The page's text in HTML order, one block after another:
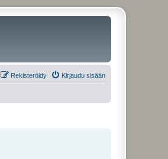
Kirjaudu sisään
Rekisteröidy